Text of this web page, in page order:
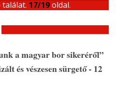
17/19oldal.
a magyar bor sikeréről”
és vészesen sürgető - 12